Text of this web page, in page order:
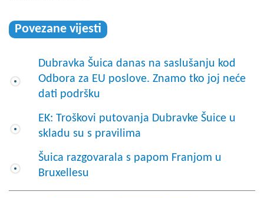
Povezane vijesti
Dubravka Šuica danas na saslušanju kod
Odbora za EU poslove. Znamo tko joj neće
dati podršku
EK: Troškovi putovanja Dubravke Šuice u
skladu su s pravilima
Šuica razgovarala s papom Franjom u
Bruxellesu